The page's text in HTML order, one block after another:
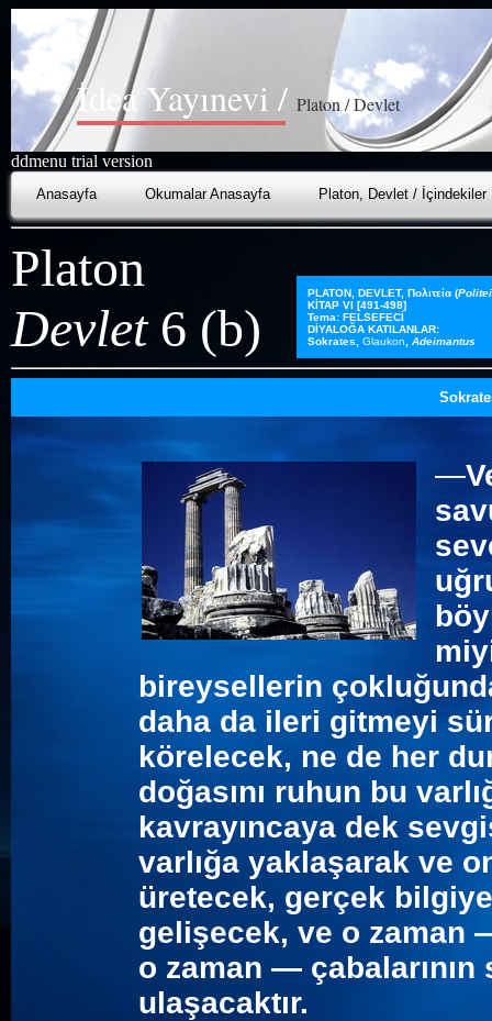
İdea Yayınevi / Platon / Devlet
ddmenu trial version
Anasayfa Okumalar Anasayfa Platon, Devlet / İçindekiler
Platon
Devlet6 (b)
PLATON, DEVLET, Πολιτεία (
KİTAP VI [491-498]
Tema: FELSEFECİ
DİYALOĞA KATILANLAR:
Sokrates
Glaukon Adeimantus
—
bireysellerin
daha da ileri gitmeyi
körelecek, ne de her
doğasını ruhun bu
kavrayıncaya dek
varlığa yaklaşarak ve
üretecek, gerçek
gelişecek, ve o zaman
o zaman —
ulaşacaktır.